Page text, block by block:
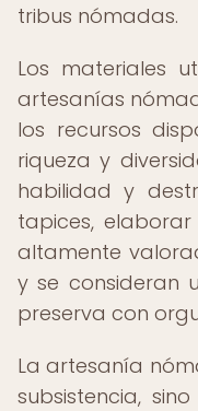
tribus nómadas.
Los materiales
artesanías
los recursos
riqueza y
habilidad y
tapices,
altamente
y se consideran
preserva con
La artesanía
subsistencia,